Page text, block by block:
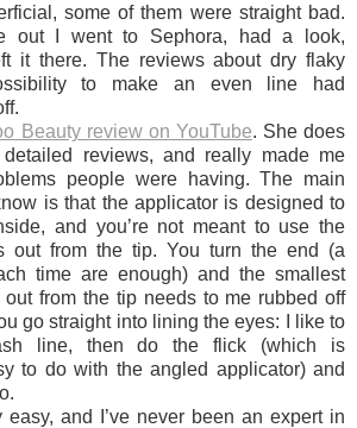
some of them were straight bad.
out I went to Sephora, had a look,
it there. The reviews about dry flaky
to make an even line had
Beauty review on YouTube. She does
reviews, and really made me
people were having. The main
is that the applicator is designed to
and you’re not meant to use the
out from the tip. You turn the end (a
time are enough) and the smallest
out from the tip needs to me rubbed off
go straight into lining the eyes: I like to
line, then do the flick (which is
to do with the angled applicator) and
easy, and I’ve never been an expert in